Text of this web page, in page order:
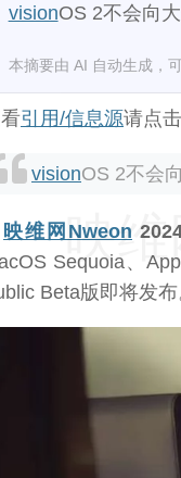
visionOS 2不会向
本摘要由 AI 自动生成，
引用/信息源请点击
visionOS 2不会
映维网Nweon
Sequoia、
Beta版即将发
映